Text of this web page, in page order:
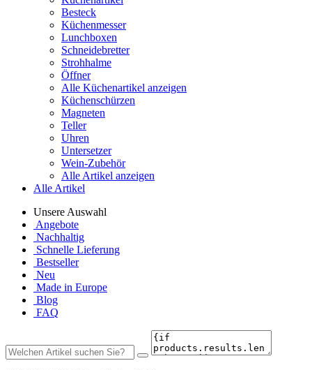
Besteck
Küchenmesser
Lunchboxen
Schneidebretter
Strohhalme
Öffner
Alle Küchenartikel anzeigen
Küchenschürzen
Magneten
Teller
Uhren
Untersetzer
Wein-Zubehör
Alle Artikel anzeigen
Alle Artikel
Unsere Auswahl
Angebote
Nachhaltig
Schnelle Lieferung
Bestseller
Neu
Made in Europe
Blog
FAQ